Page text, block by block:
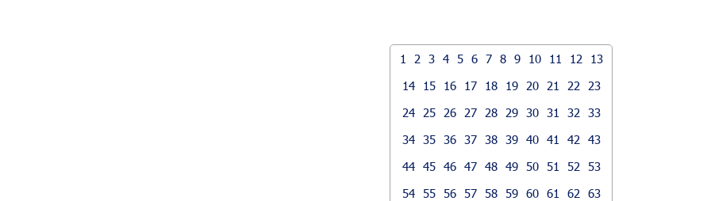
1 2 3 4 5 6 7 8 9 10 11 12
13
14
15 16 17 18 19 20 21 22
23
24
25 26 27 28 29 30 31 32
33
34 35 36 37 38 39 40 41 42
43
44 45 46 47 48 49 50 51 52
53
54 55 56 57 58 59 60 61 62
63